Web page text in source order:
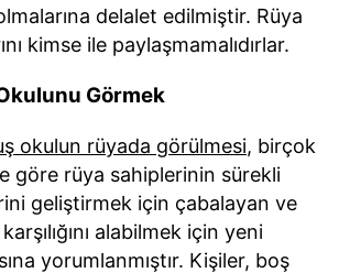
delalet edilmiştir. Rüya
kimse ile paylaşmamalıdırlar.
Görmek
okulun rüyada görülmesi, birçok
göre rüya sahiplerinin sürekli
geliştirmek için çabalayan ve
alabilmek için yeni
yorumlanmıştır. Kişiler, boş